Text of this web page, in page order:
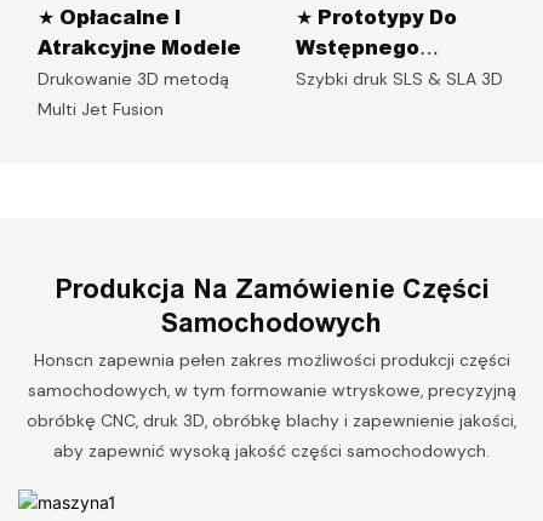
★ Opłacalne I
Atrakcyjne Modele
Drukowanie 3D metodą
Multi Jet Fusion
★ Prototypy Do
Wstępnego
Montażu
Szybki druk SLS & SLA 3D
Produkcja Na Zamówienie Części
Samochodowych
Honscn zapewnia pełen zakres możliwości produkcji części
samochodowych, w tym formowanie wtryskowe, precyzyjną
obróbkę CNC, druk 3D, obróbkę blachy i zapewnienie jakości,
aby zapewnić wysoką jakość części samochodowych.